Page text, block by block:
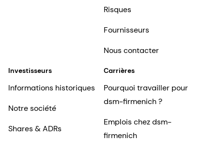
Risques
Fournisseurs
Nous contacter
Investisseurs
Informations historiques
Notre société
Shares & ADRs
Carrières
Pourquoi travailler pour
dsm-firmenich ?
Emplois chez dsm-
firmenich